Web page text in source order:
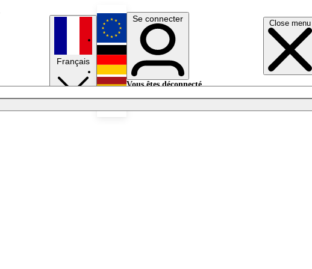
Close menu
Français
English
Deutsch
Se connecter
Vous êtes déconnecté.